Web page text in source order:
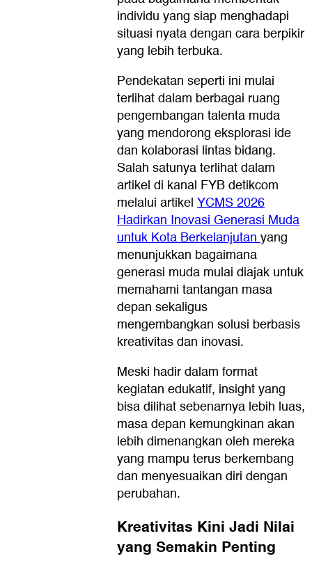
individu yang siap menghadapi
situasi nyata dengan cara berpikir
yang lebih terbuka.
Pendekatan seperti ini mulai
terlihat dalam berbagai ruang
pengembangan talenta muda
yang mendorong eksplorasi ide
dan kolaborasi lintas bidang.
Salah satunya terlihat dalam
artikel di kanal FYB detikcom
melalui artikel YCMS 2026
Hadirkan Inovasi Generasi Muda
untuk Kota Berkelanjutanyang
menunjukkan bagaimana
generasi muda mulai diajak untuk
memahami tantangan masa
depan sekaligus
mengembangkan solusi berbasis
kreativitas dan inovasi.
Meski hadir dalam format
kegiatan edukatif, insight yang
bisa dilihat sebenarnya lebih luas,
masa depan kemungkinan akan
lebih dimenangkan oleh mereka
yang mampu terus berkembang
dan menyesuaikan diri dengan
perubahan.
Kreativitas Kini Jadi Nilai
yang Semakin Penting